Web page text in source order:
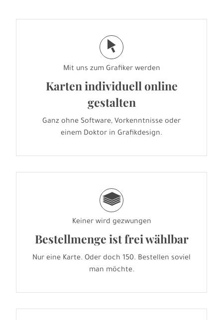
j
Mit uns zum Grafiker werden
Karten individuell online
gestalten
Ganz ohne Software, Vorkenntnisse oder
einem Doktor in Grafikdesign.
g
Keiner wird gezwungen
Bestellmenge ist frei wählbar
Nur eine Karte. Oder doch 150. Bestellen soviel
man möchte.